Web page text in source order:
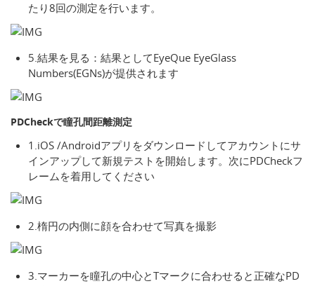
たり8回の測定を行います。
5.結果を見る：結果としてEyeQue EyeGlass
Numbers(EGNs)が提供されます
PDCheckで瞳孔間距離測定
1.iOS /Androidアプリをダウンロードしてアカウントにサ
インアップして新規テストを開始します。次にPDCheckフ
レームを着用してください
2.楕円の内側に顔を合わせて写真を撮影
3.マーカーを瞳孔の中心とTマークに合わせると正確なPD